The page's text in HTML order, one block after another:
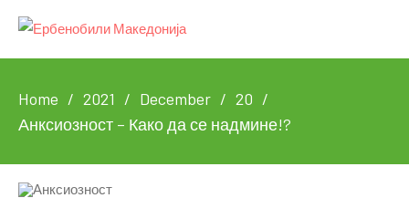
Home 2021 December
20
Анксиозност – Како да се надмине!?